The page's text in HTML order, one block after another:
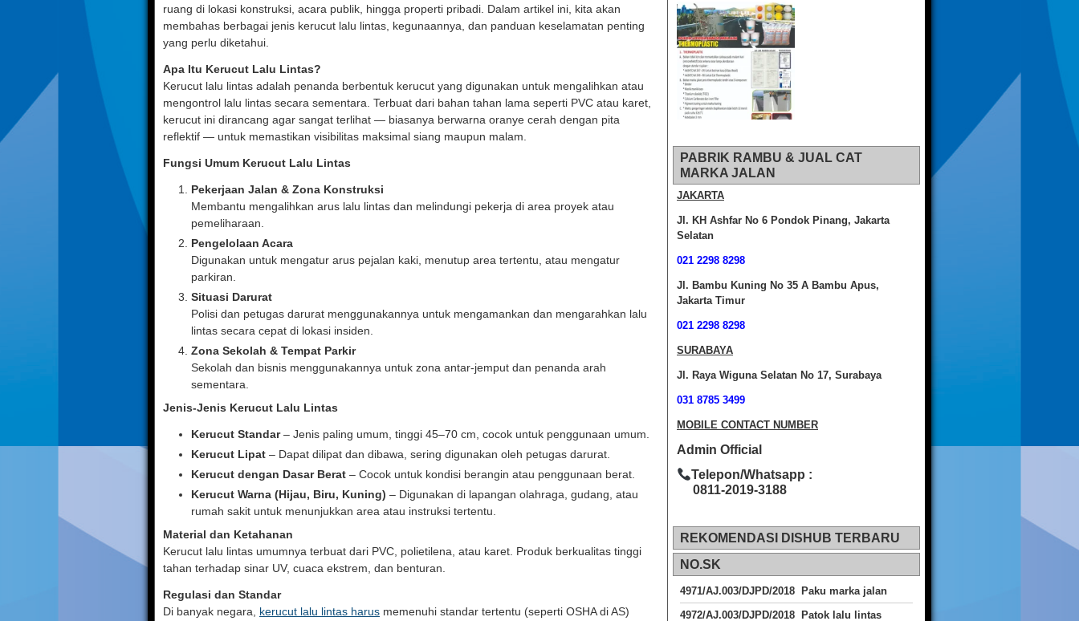
ruang di lokasi konstruksi, acara publik, hingga properti pribadi. Dalam artikel ini, kita akan
membahas berbagai jenis kerucut lalu lintas, kegunaannya, dan panduan keselamatan penting
yang perlu diketahui.
Apa Itu Kerucut Lalu Lintas?
Kerucut lalu lintas adalah penanda berbentuk kerucut yang digunakan untuk mengalihkan atau
mengontrol lalu lintas secara sementara. Terbuat dari bahan tahan lama seperti PVC atau karet,
kerucut ini dirancang agar sangat terlihat — biasanya berwarna oranye cerah dengan pita
reflektif — untuk memastikan visibilitas maksimal siang maupun malam.
Fungsi Umum Kerucut Lalu Lintas
Pekerjaan Jalan & Zona Konstruksi
Membantu mengalihkan arus lalu lintas dan melindungi pekerja di area proyek atau
pemeliharaan.
Pengelolaan Acara
Digunakan untuk mengatur arus pejalan kaki, menutup area tertentu, atau mengatur
parkiran.
Situasi Darurat
Polisi dan petugas darurat menggunakannya untuk mengamankan dan mengarahkan lalu
lintas secara cepat di lokasi insiden.
Zona Sekolah & Tempat Parkir
Sekolah dan bisnis menggunakannya untuk zona antar-jemput dan penanda arah
sementara.
Jenis-Jenis Kerucut Lalu Lintas
Kerucut Standar– Jenis paling umum, tinggi 45–70 cm, cocok untuk penggunaan umum.
Kerucut Lipat – Dapat dilipat dan dibawa, sering digunakan oleh petugas darurat.
Kerucut dengan Dasar Berat – Cocok untuk kondisi berangin atau penggunaan berat.
Kerucut Warna (Hijau, Biru, Kuning) – Digunakan di lapangan olahraga, gudang, atau
rumah sakit untuk menunjukkan area atau instruksi tertentu.
Material dan Ketahanan
Kerucut lalu lintas umumnya terbuat dari PVC, polietilena, atau karet. Produk berkualitas tinggi
tahan terhadap sinar UV, cuaca ekstrem, dan benturan.
Regulasi dan Standar
Di banyak negara, kerucut lalu lintas harus memenuhi standar tertentu (seperti OSHA di AS)
PABRIK RAMBU & JUAL CAT
MARKA JALAN
JAKARTA
Jl. KH Ashfar No 6 Pondok Pinang, Jakarta
Selatan
021 2298 8298
Jl. Bambu Kuning No 35 A Bambu Apus,
Jakarta Timur
021 2298 8298
SURABAYA
Jl. Raya Wiguna Selatan No 17, Surabaya
031 8785 3499
MOBILE CONTACT NUMBER
Admin Official
Telepon/Whatsapp :
0811-2019-3188
REKOMENDASI DISHUB TERBARU
NO.SK
4971/AJ.003/DJPD/2018 Paku marka jalan
4972/AJ.003/DJPD/2018 Patok lalu lintas